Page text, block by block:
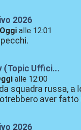
2026
Oggi alle 12:01
(Topic Uffici...
alle 12:00
squadra russa,
aver
2026